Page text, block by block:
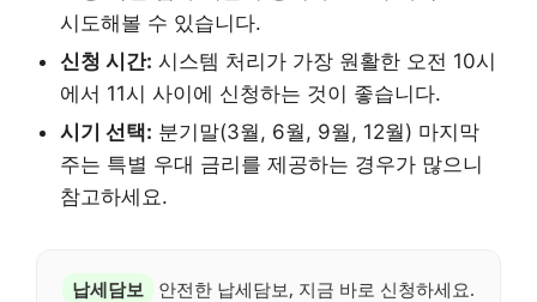
시도해볼 수 있습니다.
신청 시간: 시스템 처리가 가장 원활한 오전 10시
에서 11시 사이에 신청하는 것이 좋습니다.
시기 선택: 분기말(3월, 6월, 9월, 12월) 마지막
주는 특별 우대 금리를 제공하는 경우가 많으니
참고하세요.
납세담보
안전한 납세담보, 지금 바로 신청하세요.